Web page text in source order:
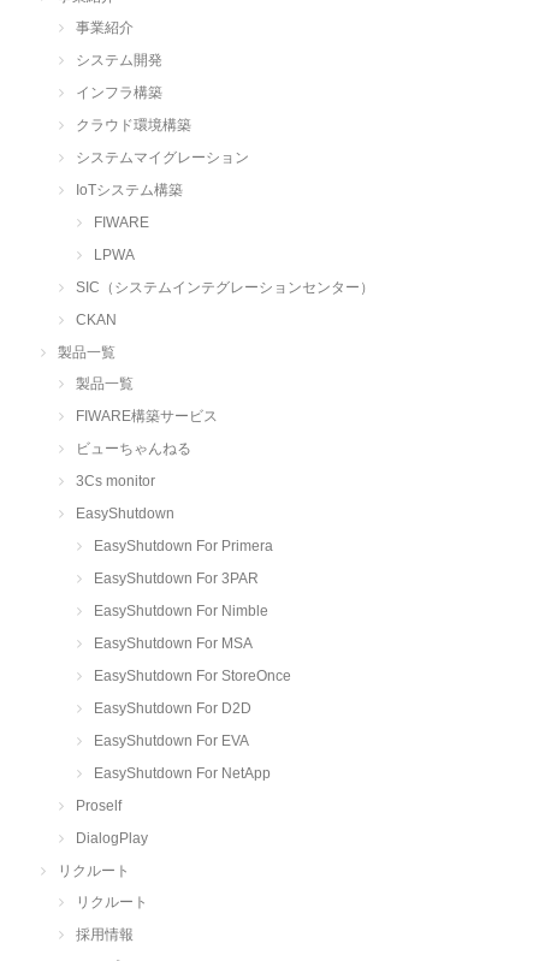
事業紹介
システム開発
インフラ構築
クラウド環境構築
システムマイグレーション
IoTシステム構築
FIWARE
LPWA
SIC（システムインテグレーションセンター）
CKAN
製品一覧
製品一覧
FIWARE構築サービス
ビューちゃんねる
3Cs monitor
EasyShutdown
EasyShutdown For Primera
EasyShutdown For 3PAR
EasyShutdown For Nimble
EasyShutdown For MSA
EasyShutdown For StoreOnce
EasyShutdown For D2D
EasyShutdown For EVA
EasyShutdown For NetApp
Proself
DialogPlay
リクルート
リクルート
採用情報